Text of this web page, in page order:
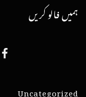
ہمیں فالو کریں
Uncategorized